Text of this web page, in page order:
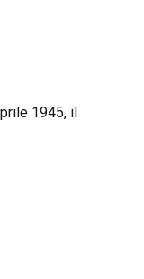
1945, il